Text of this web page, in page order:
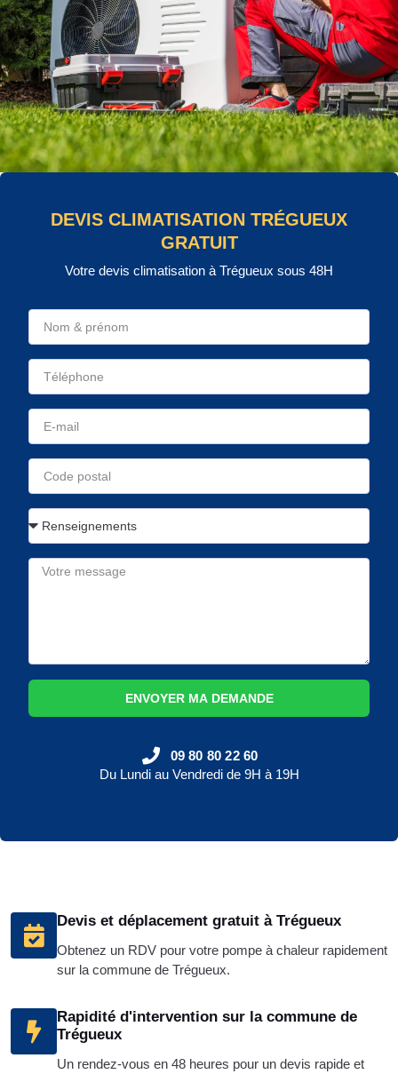
Devis et déplacement gratuit à Trégueux
Obtenez un RDV pour votre pompe à chaleur rapidement
sur la commune de Trégueux.
Rapidité d'intervention sur la commune de
Trégueux
Un rendez-vous en 48 heures pour un devis rapide et
DEVIS CLIMATISATION TRÉGUEUX
GRATUIT
Votre devis climatisation à Trégueux sous 48H
ENVOYER MA DEMANDE
09 80 80 22 60
Du Lundi au Vendredi de 9H à 19H